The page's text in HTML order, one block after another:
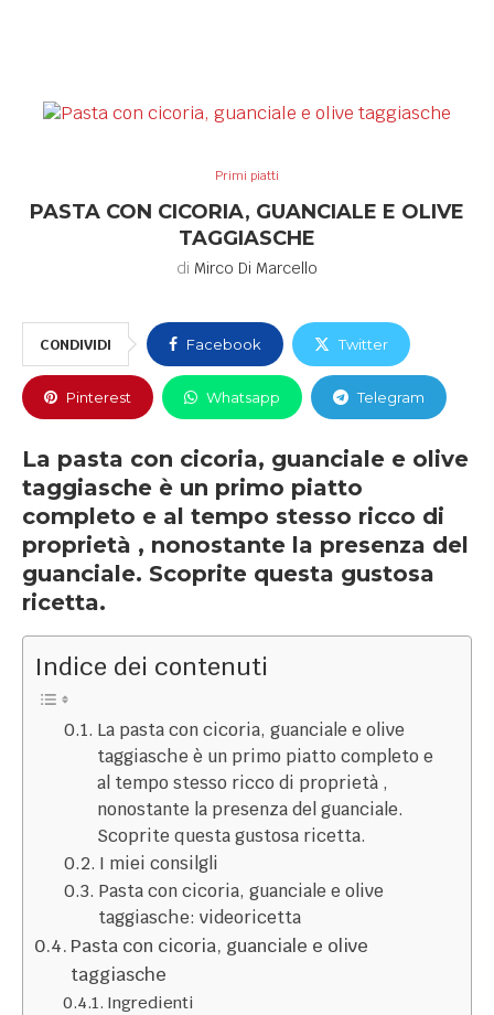
Primi piatti
PASTA CON CICORIA, GUANCIALE E OLIVE
TAGGIASCHE
di Mirco Di Marcello
CONDIVIDI Facebook Twitter
Pinterest Whatsapp Telegram
La pasta con cicoria, guanciale e olive
taggiasche è un primo piatto
completo e al tempo stesso ricco di
proprietà , nonostante la presenza del
guanciale. Scoprite questa gustosa
ricetta.
Indice dei contenuti
La pasta con cicoria, guanciale e olive
taggiasche è un primo piatto completo e
al tempo stesso ricco di proprietà ,
nonostante la presenza del guanciale.
Scoprite questa gustosa ricetta.
I miei consilgli
Pasta con cicoria, guanciale e olive
taggiasche: videoricetta
Pasta con cicoria, guanciale e olive
taggiasche
Ingredienti